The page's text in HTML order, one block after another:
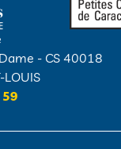
- CS 40018
LOUIS